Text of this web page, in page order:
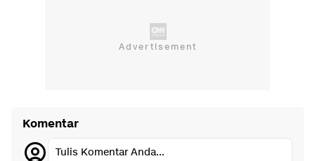
Komentar
Tulis Komentar Anda...